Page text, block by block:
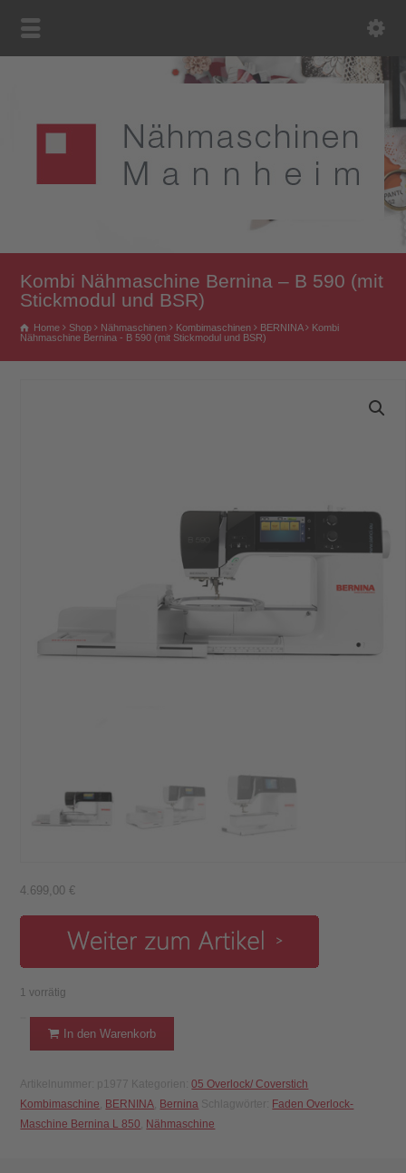
Kombi Nähmaschine Bernina – B 590 (mit
Stickmodul und BSR)
Home Shop Nähmaschinen Kombimaschinen BERNINA
Kombi
Nähmaschine Bernina - B 590 (mit Stickmodul und BSR)
4.699,00 €
1 vorrätig
Kombi
B
590
In den Warenkorb
Artikelnummer: p1977 Kategorien:05 Overlock/ Coverstich
Kombimaschine
BERNINA Bernina Schlagwörter:
Faden Overlock-
Maschine Bernina L 850
Nähmaschine